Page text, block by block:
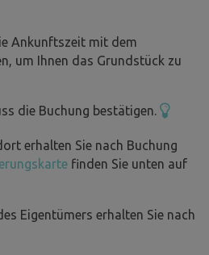
mit WC und Dusche,
Große überdachte
Auf vorherige Anfrage
zur Verfügung(300 Kč einmalig).
die Unterkunft inkl. Bettwäsche,
und Saunatücher, WLAN, Netflix,
für den Grill und eine kleine
31.8. sind nur Buchungen von
Ankunftszeit mit dem
um Ihnen das Grundstück zu
die Buchung bestätigen.
erhalten Sie nach Buchung
finden Sie unten auf
Eigentümers erhalten Sie nach